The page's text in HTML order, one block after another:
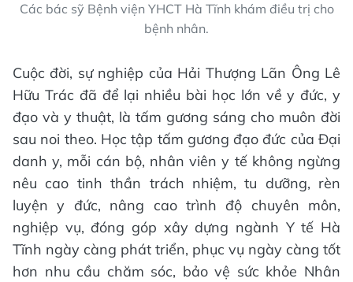
Các bác sỹ Bệnh viện YHCT Hà Tĩnh khám điều trị cho
bệnh nhân.
Cuộc đời, sự nghiệp của Hải Thượng Lãn Ông Lê
Hữu Trác đã để lại nhiều bài học lớn về y đức, y
đạo và y thuật, là tấm gương sáng cho muôn đời
sau noi theo. Học tập tấm gương đạo đức của Đại
danh y, mỗi cán bộ, nhân viên y tế không ngừng
nêu cao tinh thần trách nhiệm, tu dưỡng, rèn
luyện y đức, nâng cao trình độ chuyên môn,
nghiệp vụ, đóng góp xây dựng ngành Y tế Hà
Tĩnh ngày càng phát triển, phục vụ ngày càng tốt
hơn nhu cầu chăm sóc, bảo vệ sức khỏe Nhân